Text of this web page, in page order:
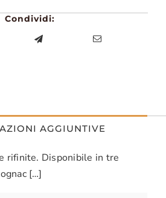
Condividi:
AGGIUNTIVE
rifinite. Disponibile in tre
[…]